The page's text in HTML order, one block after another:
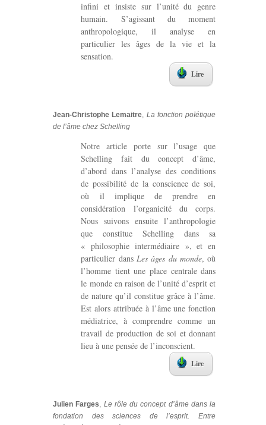
infini et insiste sur l’unité du genre
humain. S’agissant du moment
anthropologique, il analyse en
particulier les âges de la vie et la
sensation.
Lire
Jean-Christophe Lemaitre, La fonction poïétique
de l’âme chez Schelling
Notre article porte sur l’usage que
Schelling fait du concept d’âme,
d’abord dans l’analyse des conditions
de possibilité de la conscience de soi,
où il implique de prendre en
considération l’organicité du corps.
Nous suivons ensuite l’anthropologie
que constitue Schelling dans sa
« philosophie intermédiaire », et en
particulier dans Les âges du monde, où
l’homme tient une place centrale dans
le monde en raison de l’unité d’esprit et
de nature qu’il constitue grâce à l’âme.
Est alors attribuée à l’âme une fonction
médiatrice, à comprendre comme un
travail de production de soi et donnant
lieu à une pensée de l’inconscient.
Lire
Julien Farges, Le rôle du concept d’âme dans la
fondation des sciences de l’esprit. Entre